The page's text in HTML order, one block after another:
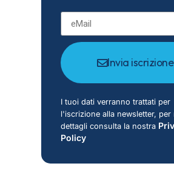
Invia iscrizione
I tuoi dati verranno trattati per
l'iscrizione alla newsletter, per
dettagli consulta la nostra
Policy